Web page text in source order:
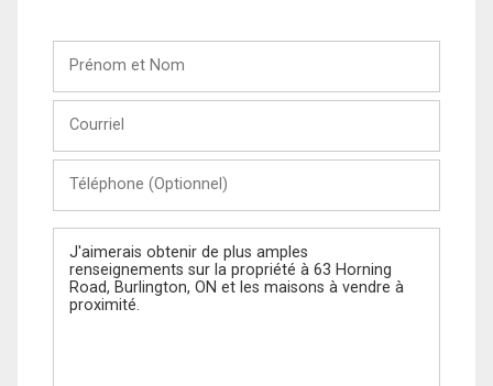
Nom
(Optionnel)
Message